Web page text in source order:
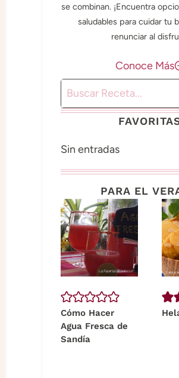
se combinan. ¡Encuentra
saludables para cuidar tu
renunciar al
Conoce Más
Buscar
Sin entradas
PARA EL
Cómo Hacer
Agua Fresca de
Sandía